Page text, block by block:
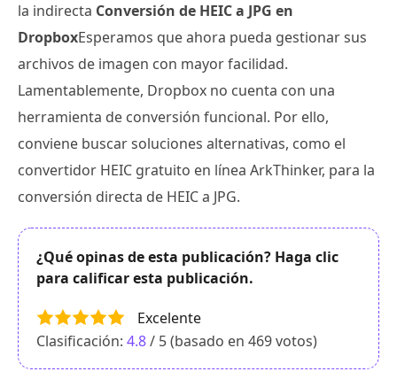
la indirecta Conversión de HEIC a JPG en
DropboxEsperamos que ahora pueda gestionar sus
archivos de imagen con mayor facilidad.
Lamentablemente, Dropbox no cuenta con una
herramienta de conversión funcional. Por ello,
conviene buscar soluciones alternativas, como el
convertidor HEIC gratuito en línea ArkThinker, para la
conversión directa de HEIC a JPG.
¿Qué opinas de esta publicación? Haga clic
para calificar esta publicación.
Excelente
Clasificación: 4.8/ 5 (basado en 469votos)